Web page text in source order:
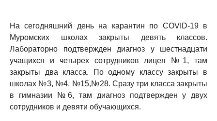
На сегодняшний день на карантин по COVID-19 в
Муромских школах закрыты девять классов.
Лабораторно подтвержден диагноз у шестнадцати
учащихся и четырех сотрудников лицея №1, там
закрыты два класса. По одному классу закрыты в
школах №3, №4, №15,№28. Сразу три класса закрыты
в гимназии №6, там диагноз подтвержден у двух
сотрудников и девяти обучающихся.